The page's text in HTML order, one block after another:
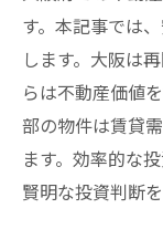
す。本記事では
します。大阪は
らは不動産価値
部の物件は賃貸
ます。効率的な
賢明な投資判断